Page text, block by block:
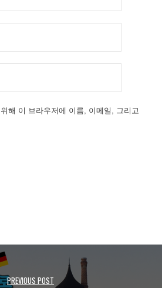
해 이 브라우저에 이름, 이메일, 그리고
PREVIOUS POST